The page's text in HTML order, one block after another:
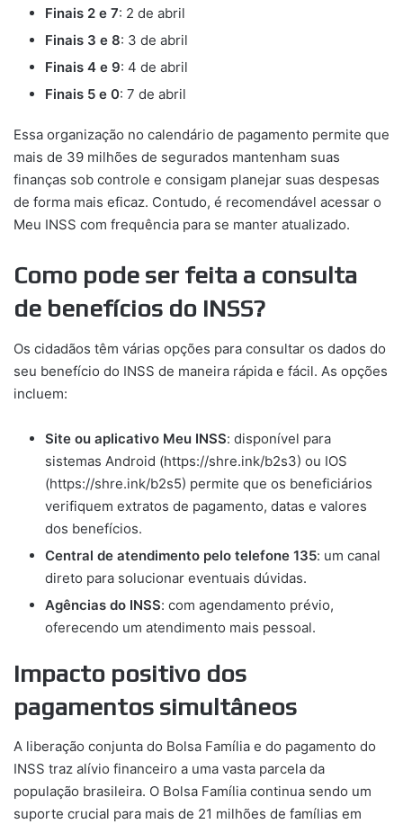
Finais 2 e 7: 2 de abril
Finais 3 e 8: 3 de abril
Finais 4 e 9: 4 de abril
Finais 5 e 0: 7 de abril
Essa organização no calendário de pagamento permite que
mais de 39 milhões de segurados mantenham suas
finanças sob controle e consigam planejar suas despesas
de forma mais eficaz. Contudo, é recomendável acessar o
Meu INSS com frequência para se manter atualizado.
Como pode ser feita a consulta
de benefícios do INSS?
Os cidadãos têm várias opções para consultar os dados do
seu benefício do INSS de maneira rápida e fácil. As opções
incluem:
Site ou aplicativo Meu INSS: disponível para
sistemas Android (https://shre.ink/b2s3) ou IOS
(https://shre.ink/b2s5) permite que os beneficiários
verifiquem extratos de pagamento, datas e valores
dos benefícios.
Central de atendimento pelo telefone 135: um canal
direto para solucionar eventuais dúvidas.
Agências do INSS: com agendamento prévio,
oferecendo um atendimento mais pessoal.
Impacto positivo dos
pagamentos simultâneos
A liberação conjunta do Bolsa Família e do pagamento do
INSS traz alívio financeiro a uma vasta parcela da
população brasileira. O Bolsa Família continua sendo um
suporte crucial para mais de 21 milhões de famílias em